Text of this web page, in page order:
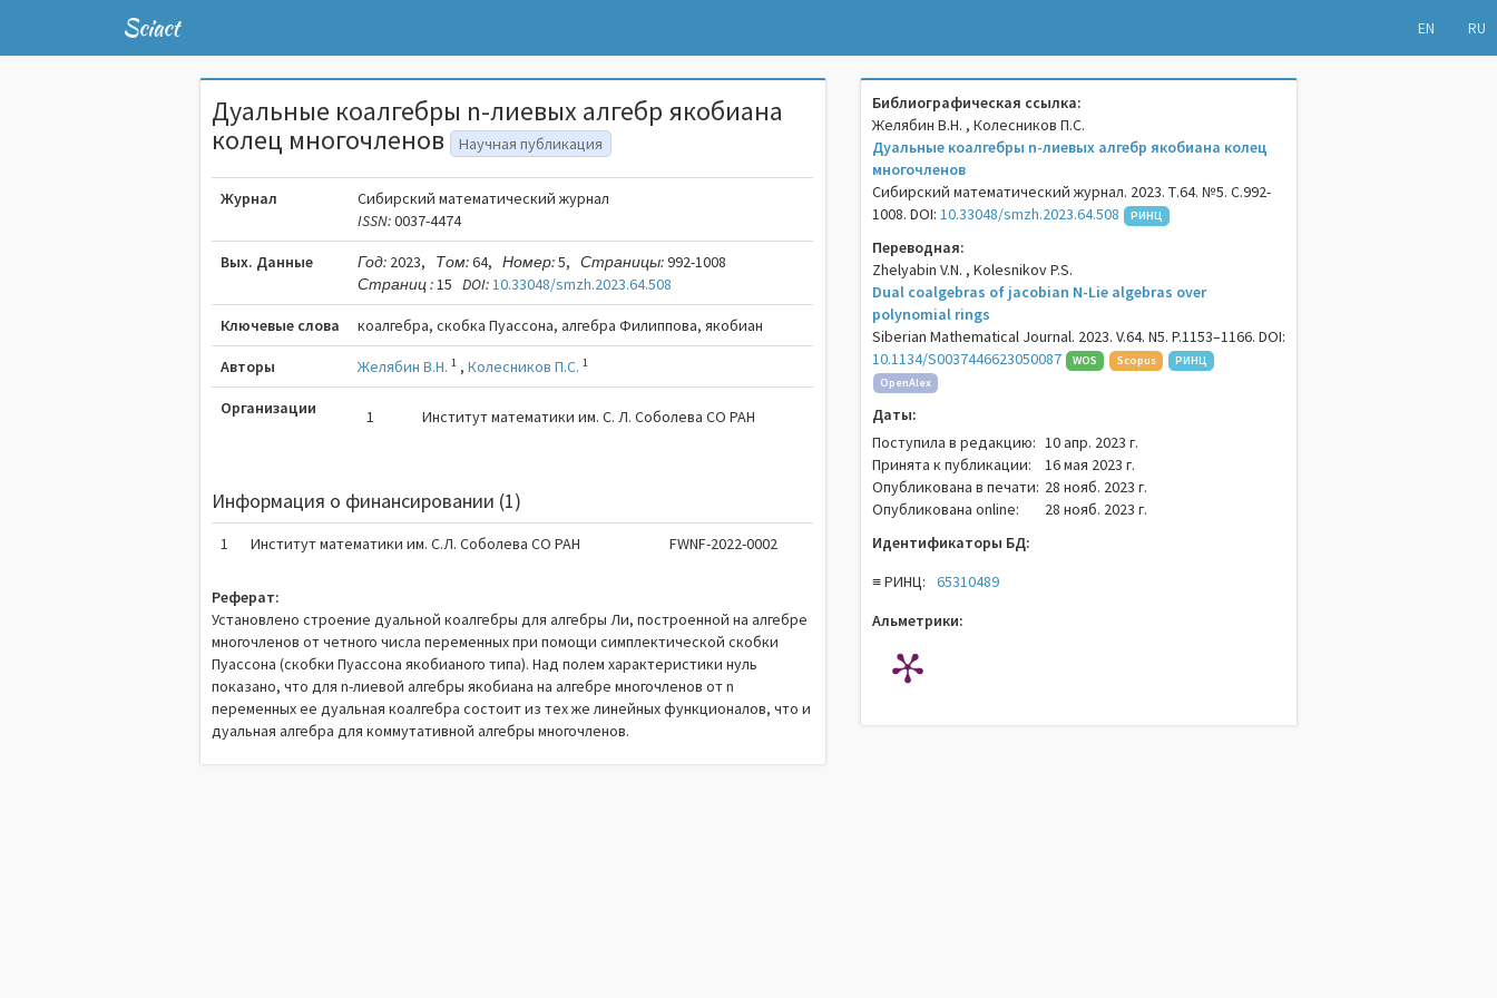
Sciact EN RU
Дуальные коалгебры n-лиевых алгебр якобиана
колец многочленов Научная публикация
Журнал
Сибирский математический журнал
ISSN:0037-4474
Вых. Данные Год: 2023, Том:64, Номер:5, Страницы:992-1008
Страниц :15 DOI:10.33048/smzh.2023.64.508
Ключевые слова коалгебра, скобка Пуассона, алгебра Филиппова, якобиан
Авторы Желябин В.Н. 1 ,Колесников П.С. 1
Организации 1 Институт математики им. С. Л. Соболева СО РАН
Информация о финансировании (1)
1 Институт математики им. С.Л. Соболева СО РАН FWNF-2022-0002
Реферат:
Установлено строение дуальной коалгебры для алгебры Ли, построенной на алгебре
многочленов от четного числа переменных при помощи симплектической скобки
Пуассона (скобки Пуассона якобианого типа). Над полем характеристики нуль
показано, что для n-лиевой алгебры якобиана на алгебре многочленов от n
переменных ее дуальная коалгебра состоит из тех же линейных функционалов, что и
дуальная алгебра для коммутативной алгебры многочленов.
Библиографическая ссылка:
Желябин В.Н. , Колесников П.С.
Дуальные коалгебры n-лиевых алгебр якобиана колец
многочленов
Сибирский математический журнал. 2023. Т.64. №5. С.992-
1008. DOI: 10.33048/smzh.2023.64.508 РИНЦ
Переводная:
Zhelyabin V.N. , Kolesnikov P.S.
Dual coalgebras of jacobian N-Lie algebras over
polynomial rings
Siberian Mathematical Journal. 2023. V.64. N5. P.1153–1166. DOI:
10.1134/S0037446623050087
WOS Scopus
РИНЦ
OpenAlex
Даты:
Поступила в редакцию: 10 апр. 2023 г.
Принята к публикации:
16 мая 2023 г.
Опубликована в печати: 28 нояб. 2023 г.
Опубликована online:
28 нояб. 2023 г.
Идентификаторы БД:
≡ РИНЦ:
65310489
Альметрики: